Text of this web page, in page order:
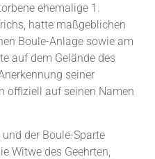
ehemalige 1.
hatte maßgeblichen
Boule-Anlage sowie am
auf dem Gelände des
seiner
offiziell auf seinen Namen
der Boule-Sparte
Witwe des Geehrten,